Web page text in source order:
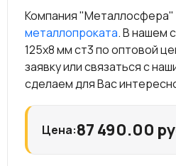
Компания "Металлосфера"
металлопроката. В нашем
125х8 мм ст3 по оптовой
заявку или связаться с
сделаем для Вас
Цена:87 490.00